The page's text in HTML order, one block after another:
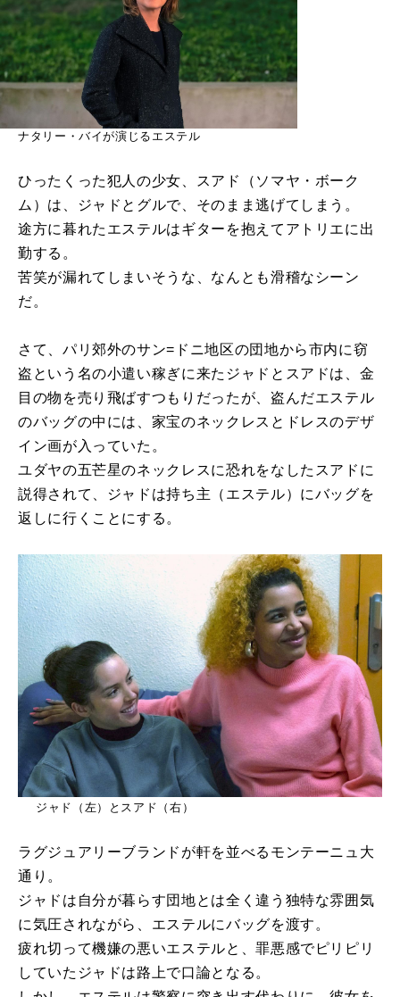
ナタリー・バイが演じるエステル
ひったくった犯人の少女、スアド（ソマヤ・ボーク
ム）は、ジャドとグルで、そのまま逃げてしまう。
途方に暮れたエステルはギターを抱えてアトリエに出
勤する。
苦笑が漏れてしまいそうな、なんとも滑稽なシーン
だ。
さて、パリ郊外のサン=ドニ地区の団地から市内に窃
盗という名の小遣い稼ぎに来たジャドとスアドは、金
目の物を売り飛ばすつもりだったが、盗んだエステル
のバッグの中には、家宝のネックレスとドレスのデザ
イン画が入っていた。
ユダヤの五芒星のネックレスに恐れをなしたスアドに
説得されて、ジャドは持ち主（エステル）にバッグを
返しに行くことにする。
ジャド（左）とスアド（右）
ラグジュアリーブランドが軒を並べるモンテーニュ大
通り。
ジャドは自分が暮らす団地とは全く違う独特な雰囲気
に気圧されながら、エステルにバッグを渡す。
疲れ切って機嫌の悪いエステルと、罪悪感でピリピリ
していたジャドは路上で口論となる。